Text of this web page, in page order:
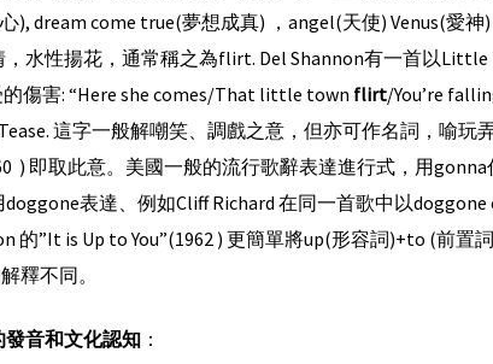
), dream come true(夢想成真) ，angel(天使) Venus(愛
水性揚花，通常稱之為flirt. Del Shannon有一首以
傷害: “Here she comes/That little town flirt/You’re
這字一般解嘲笑、調戲之意，但亦可作名詞，喻玩
) 即取此意。美國一般的流行歌辭表達進行式，用
表達、例如Cliff Richard 在同一首歌中以doggone
的”It is Up to You”(1962 ) 更簡單將up(形容詞)+to (前置
釋不同。
音和文化認知 ：